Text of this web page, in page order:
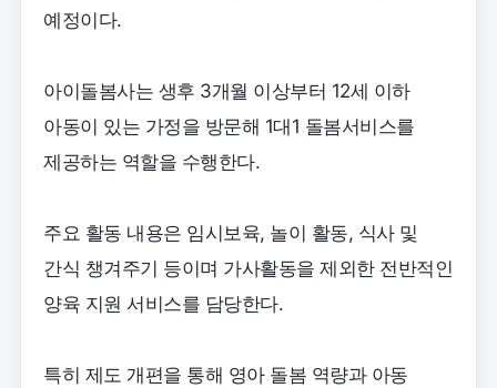
예정이다.
아이돌봄사는 생후 3개월 이상부터 12세 이하
아동이 있는 가정을 방문해 1대1 돌봄서비스를
제공하는 역할을 수행한다.
주요 활동 내용은 임시보육, 놀이 활동, 식사 및
간식 챙겨주기 등이며 가사활동을 제외한 전반적인
양육 지원 서비스를 담당한다.
특히 제도 개편을 통해 영아 돌봄 역량과 아동